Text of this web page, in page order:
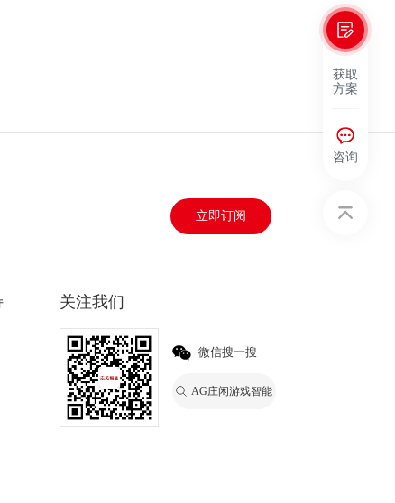
获取
方案
咨询
立即订阅
关注我们
微信搜一搜
AG庄闲游戏智能